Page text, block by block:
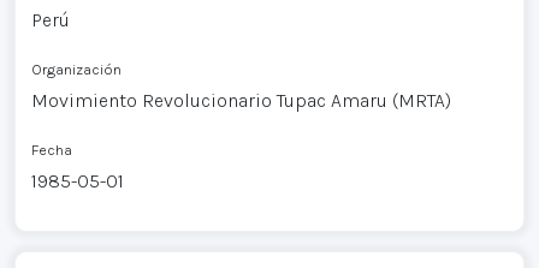
Perú
Organización
Movimiento Revolucionario Tupac Amaru (MRTA)
Fecha
1985-05-01